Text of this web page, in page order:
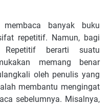
banyak buku
repetitif. Namun, bagi
berarti suatu
memang benar
oleh penulis yang
membantu mengingat
sebelumnya. Misalnya,